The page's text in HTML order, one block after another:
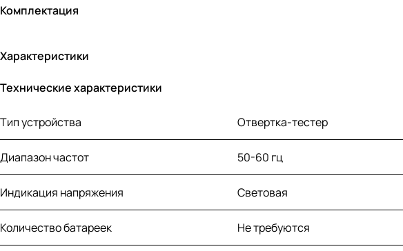
Комплектация
Характеристики
Технические характеристики
Тип устройства Отвертка-тестер
Диапазон частот 50-60 гц
Индикация напряжения Световая
Количество батареек Не требуются